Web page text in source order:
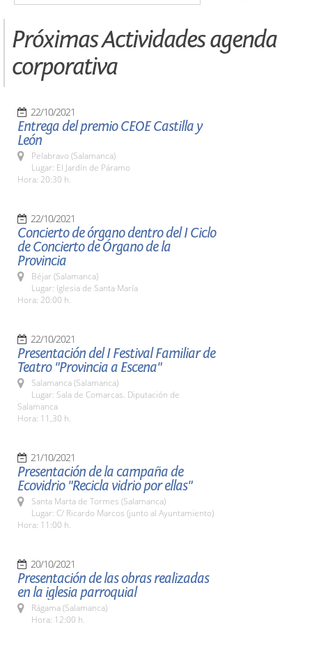
Próximas Actividades agenda
corporativa
22/10/2021
Entrega del premio CEOE Castilla y
León
Pelabravo (Salamanca)
Lugar: El Jardín de Páramo
Hora: 20:30 h.
22/10/2021
Concierto de órgano dentro del I Ciclo
de Concierto de Órgano de la
Provincia
Béjar (Salamanca)
Lugar: Iglesia de Santa María
Hora: 20:00 h.
22/10/2021
Presentación del I Festival Familiar de
Teatro "Provincia a Escena"
Salamanca (Salamanca)
Lugar: Sala de Comarcas. Diputación de
Salamanca
Hora: 11,30 h.
21/10/2021
Presentación de la campaña de
Ecovidrio "Recicla vidrio por ellas"
Santa Marta de Tormes (Salamanca)
Lugar: C/ Ricardo Marcos (junto al Ayuntamiento)
Hora: 11:00 h.
20/10/2021
Presentación de las obras realizadas
en la iglesia parroquial
Rágama (Salamanca)
Hora: 12:00 h.